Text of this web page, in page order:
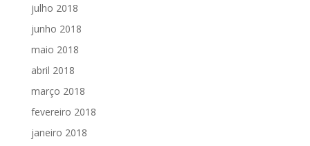
julho 2018
junho 2018
maio 2018
abril 2018
março 2018
fevereiro 2018
janeiro 2018